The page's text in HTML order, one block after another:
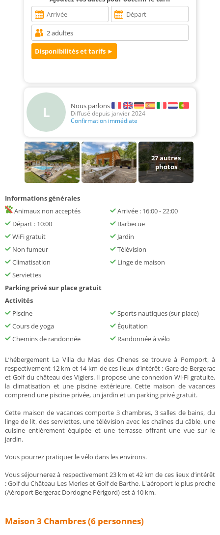
L Nous parlons
Diffusé depuis janvier 2024
Confirmation immédiate
27autres
photos
Informations générales
Animaux non acceptés
Arrivée : 16:00 - 22:00
Départ : 10:00
Barbecue
WiFi gratuit
Jardin
Non fumeur
Télévision
Climatisation
Linge de maison
Serviettes
Parking privé sur place gratuit
Activités
Piscine
Sports nautiques (sur place)
Cours de yoga
Équitation
Chemins de randonnée
Randonnée à vélo
L’hébergement La Villa du Mas des Chenes se trouve à Pomport, à
respectivement 12 km et 14 km de ces lieux d’intérêt : Gare de Bergerac
et Golf du château des Vigiers. Il propose une connexion Wi-Fi gratuite,
la climatisation et une piscine extérieure. Cette maison de vacances
comprend une piscine privée, un jardin et un parking privé gratuit.
Cette maison de vacances comporte 3 chambres, 3 salles de bains, du
linge de lit, des serviettes, une télévision avec les chaînes du câble, une
cuisine entièrement équipée et une terrasse offrant une vue sur le
jardin.
Vous pourrez pratiquer le vélo dans les environs.
Vous séjournerez à respectivement 23 km et 42 km de ces lieux d’intérêt
: Golf du Château Les Merles et Golf de Barthe. L'aéroport le plus proche
(Aéroport Bergerac Dordogne Périgord) est à 10 km.
Maison 3 Chambres (6 personnes)